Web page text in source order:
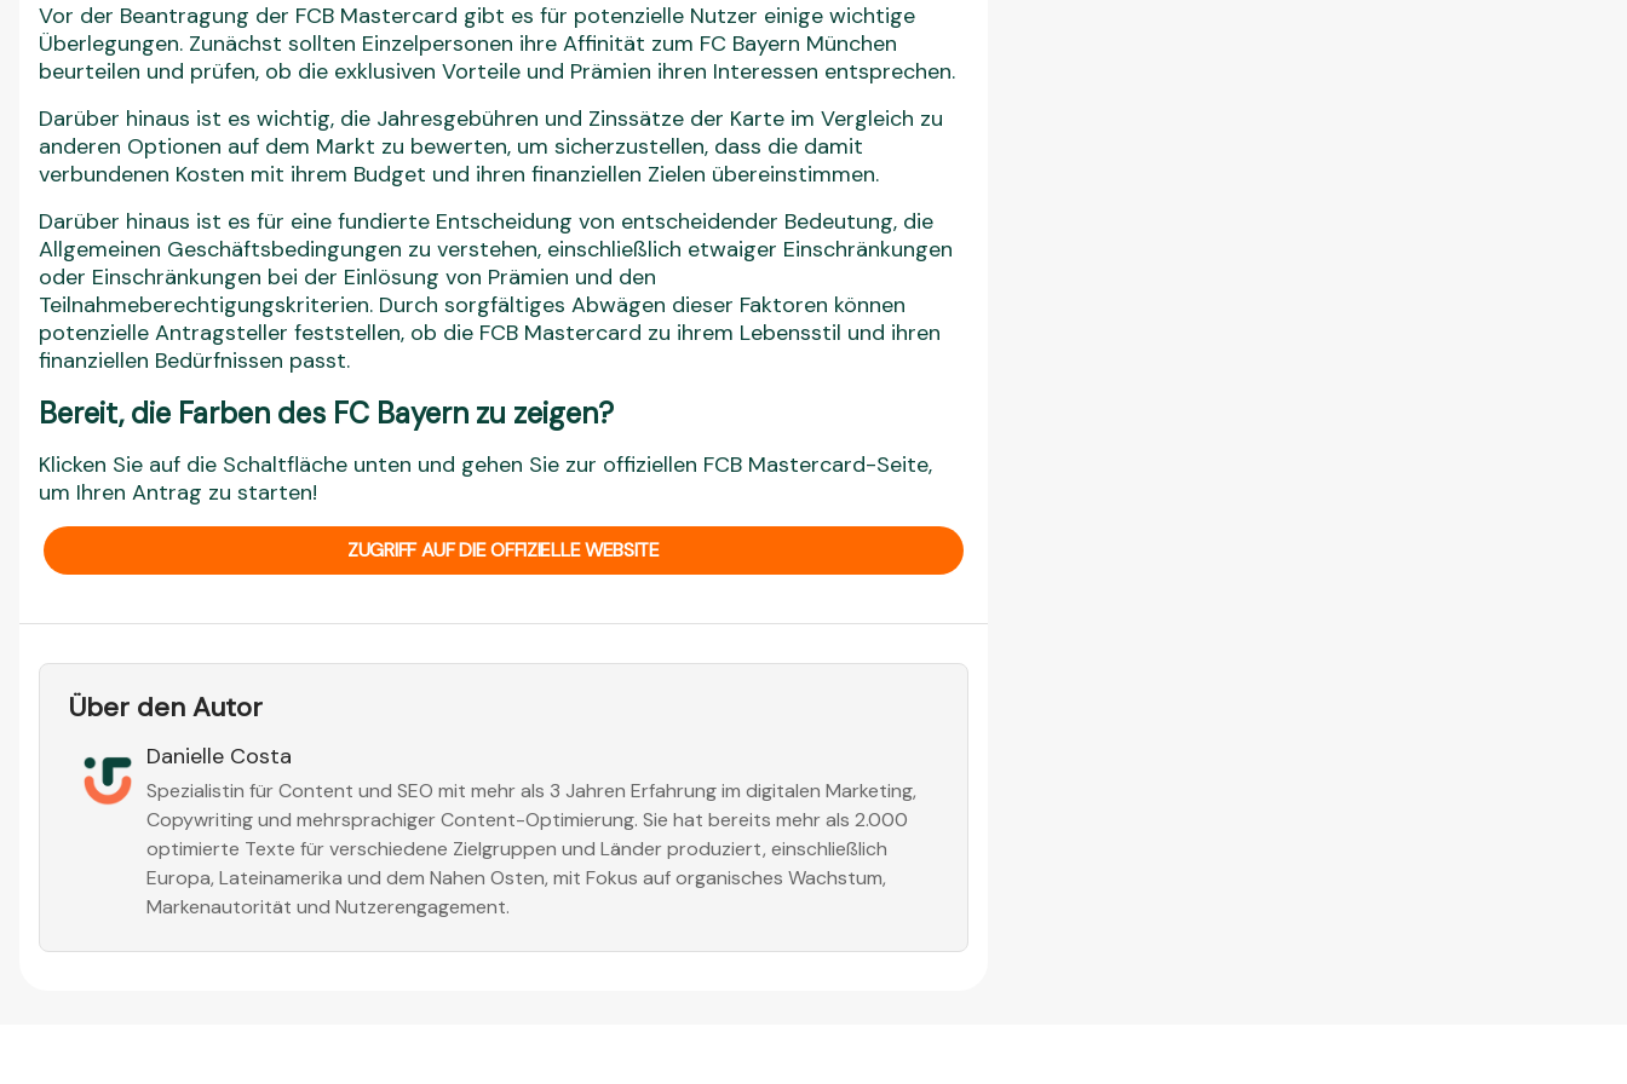
Vor der Beantragung der FCB Mastercard gibt es für potenzielle Nutzer einige wichtige
Überlegungen. Zunächst sollten Einzelpersonen ihre Affinität zum FC Bayern München
beurteilen und prüfen, ob die exklusiven Vorteile und Prämien ihren Interessen entsprechen.
Darüber hinaus ist es wichtig, die Jahresgebühren und Zinssätze der Karte im Vergleich zu
anderen Optionen auf dem Markt zu bewerten, um sicherzustellen, dass die damit
verbundenen Kosten mit ihrem Budget und ihren finanziellen Zielen übereinstimmen.
Darüber hinaus ist es für eine fundierte Entscheidung von entscheidender Bedeutung, die
Allgemeinen Geschäftsbedingungen zu verstehen, einschließlich etwaiger Einschränkungen
oder Einschränkungen bei der Einlösung von Prämien und den
Teilnahmeberechtigungskriterien. Durch sorgfältiges Abwägen dieser Faktoren können
potenzielle Antragsteller feststellen, ob die FCB Mastercard zu ihrem Lebensstil und ihren
finanziellen Bedürfnissen passt.
Bereit, die Farben des FC Bayern zu zeigen?
Klicken Sie auf die Schaltfläche unten und gehen Sie zur offiziellen FCB Mastercard-Seite,
um Ihren Antrag zu starten!
ZUGRIFF AUF DIE OFFIZIELLE WEBSITE
Über den Autor
Danielle Costa
Spezialistin für Content und SEO mit mehr als 3 Jahren Erfahrung im digitalen Marketing,
Copywriting und mehrsprachiger Content-Optimierung. Sie hat bereits mehr als 2.000
optimierte Texte für verschiedene Zielgruppen und Länder produziert, einschließlich
Europa, Lateinamerika und dem Nahen Osten, mit Fokus auf organisches Wachstum,
Markenautorität und Nutzerengagement.